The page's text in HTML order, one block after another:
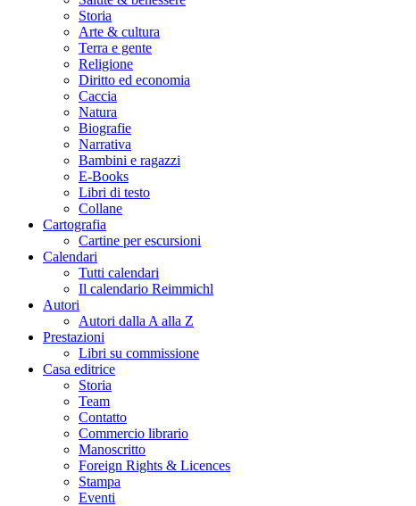
Storia
Arte & cultura
Terra e gente
Religione
Diritto ed economia
Caccia
Natura
Biografie
Narrativa
Bambini e ragazzi
E-Books
Libri di testo
Collane
Cartografia
Cartine per escursioni
Calendari
Tutti calendari
Il calendario Reimmichl
Autori
Autori dalla A alla Z
Prestazioni
Libri su commissione
Casa editrice
Storia
Team
Contatto
Commercio librario
Manoscritto
Foreign Rights & Licences
Stampa
Eventi